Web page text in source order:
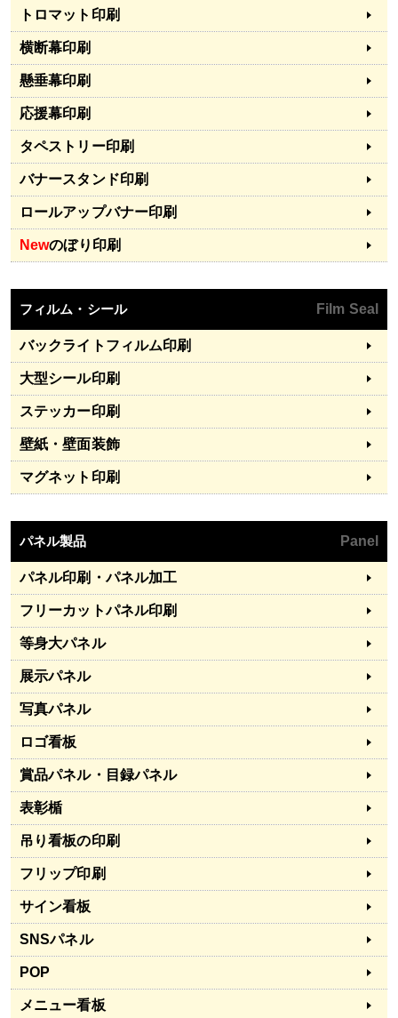
トロマット印刷
横断幕印刷
懸垂幕印刷
応援幕印刷
タペストリー印刷
バナースタンド印刷
ロールアップバナー印刷
Newのぼり印刷
フィルム・シール Film Seal
バックライトフィルム印刷
大型シール印刷
ステッカー印刷
壁紙・壁面装飾
マグネット印刷
パネル製品 Panel
パネル印刷・パネル加工
フリーカットパネル印刷
等身大パネル
展示パネル
写真パネル
ロゴ看板
賞品パネル・目録パネル
表彰楯
吊り看板の印刷
フリップ印刷
サイン看板
SNSパネル
POP
メニュー看板